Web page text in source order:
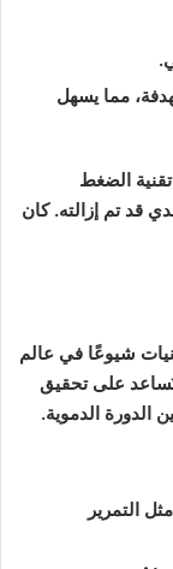
مما يسهل
الضغط
قد تم إزالته. كان
شيوعًا في عالم
على تحقيق
الدورة الدموية.
التمرير